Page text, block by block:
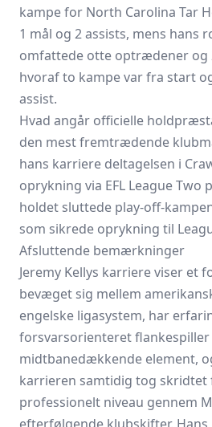
kampe for North Carolina Tar
1 mål og 2 assists, mens hans
omfattede otte optrædener og
hvoraf to kampe var fra start
assist.
Hvad angår officielle
den mest fremtrædende
hans karriere deltagelsen i
oprykning via EFL League Two
holdet sluttede play-off-
som sikrede oprykning til
Afsluttende bemærkninger
Jeremy Kellys karriere viser et
bevæget sig mellem
engelske ligasystem, har
forsvarsorienteret flankespiller
midtbanedækkende element,
karrieren samtidig tog
professionelt niveau gennem